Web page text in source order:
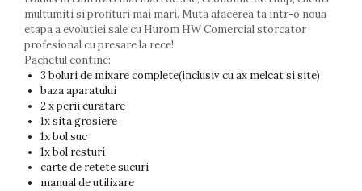
multumiti si profituri mai mari. Muta afacerea ta intr-o noua
etapa a evolutiei sale cu Hurom HW Comercial storcator
profesional cu presare la rece!
Pachetul contine:
3 boluri de mixare complete(inclusiv cu ax melcat si site)
baza aparatului
2 x perii curatare
1x sita grosiere
1x bol suc
1x bol resturi
carte de retete sucuri
manual de utilizare